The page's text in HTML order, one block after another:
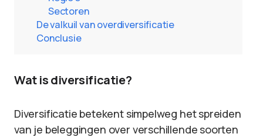
Sectoren
De valkuil van overdiversificatie
Conclusie
Wat is diversificatie?
Diversificatie betekent simpelweg het spreiden
van je beleggingen over verschillende soorten